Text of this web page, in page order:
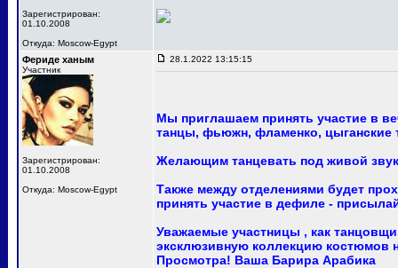
Зарегистрирован:
01.10.2008
Откуда: Moscow-Egypt
Фериде ханым
Участник
Зарегистрирован:
01.10.2008
Откуда: Moscow-Egypt
28.1.2022 13:15:15
Мы приглашаем принять участие в
танцы, фьюжн, фламенко, цыганские
Желающим танцевать под живой
Также между отделениями будет
принять участие в дефиле -
Уважаемые участницы , как
эксклюзивную коллекцию костюмов
Просмотра! Ваша Барира Арабика